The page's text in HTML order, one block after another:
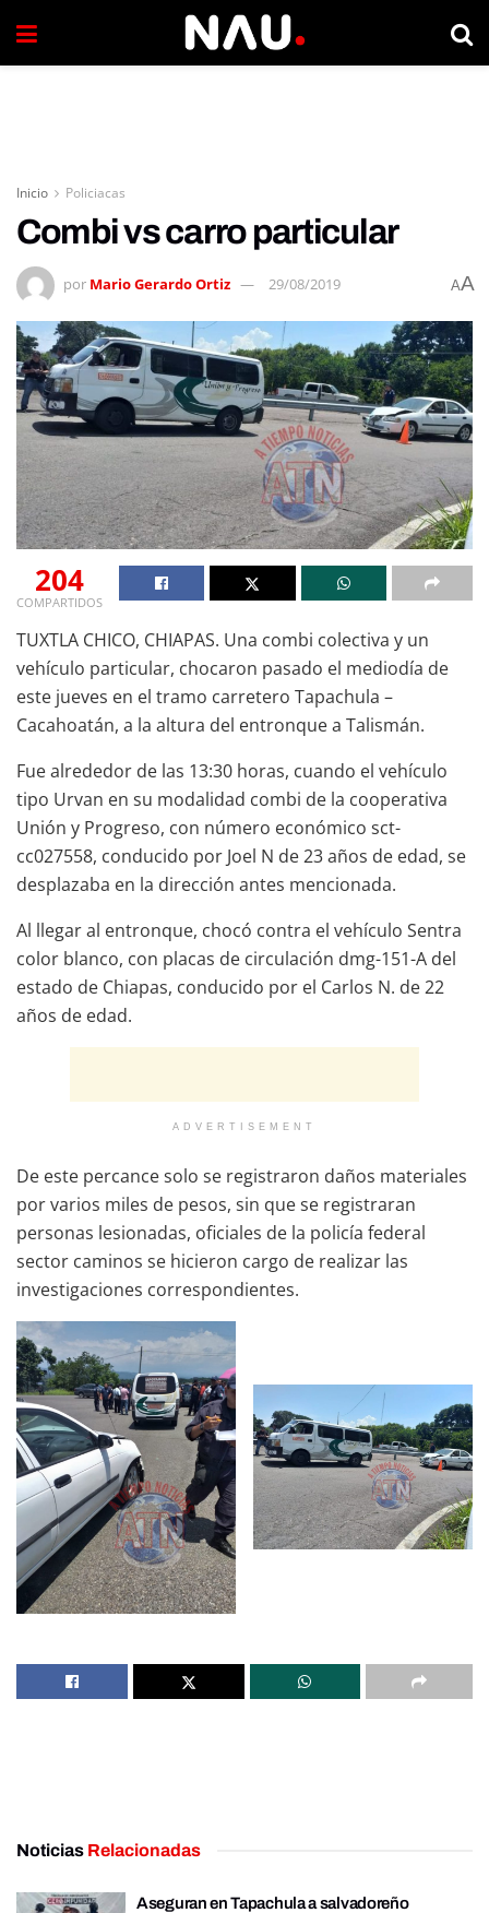
Inicio Policiacas
Combi vs carro particular
por Mario Gerardo Ortiz 29/08/2019 AA
204
COMPARTIDOS
TUXTLA CHICO, CHIAPAS. Una combi colectiva y un
vehículo particular, chocaron pasado el mediodía de
este jueves en el tramo carretero Tapachula –
Cacahoatán, a la altura del entronque a Talismán.
Fue alrededor de las 13:30 horas, cuando el vehículo
tipo Urvan en su modalidad combi de la cooperativa
Unión y Progreso, con número económico sct-
cc027558, conducido por Joel N de 23 años de edad, se
desplazaba en la dirección antes mencionada.
Al llegar al entronque, chocó contra el vehículo Sentra
color blanco, con placas de circulación dmg-151-A del
estado de Chiapas, conducido por el Carlos N. de 22
años de edad.
ADVERTISEMENT
De este percance solo se registraron daños materiales
por varios miles de pesos, sin que se registraran
personas lesionadas, oficiales de la policía federal
sector caminos se hicieron cargo de realizar las
investigaciones correspondientes.
Noticias Relacionadas
Aseguran en Tapachula a salvadoreño